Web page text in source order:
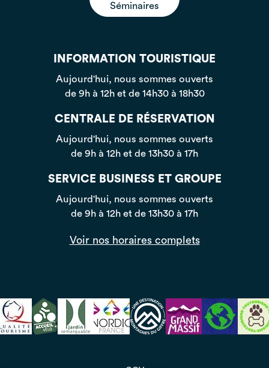
Séminaires
INFORMATION TOURISTIQUE
Aujourd'hui, nous sommes ouverts
de 9h à 12h et de 14h30 à 18h30
CENTRALE DE RÉSERVATION
Aujourd'hui, nous sommes ouverts
de 9h à 12h et de 13h30 à 17h
SERVICE BUSINESS ET GROUPE
Aujourd'hui, nous sommes ouverts
de 9h à 12h et de 13h30 à 17h
Voir nos horaires complets